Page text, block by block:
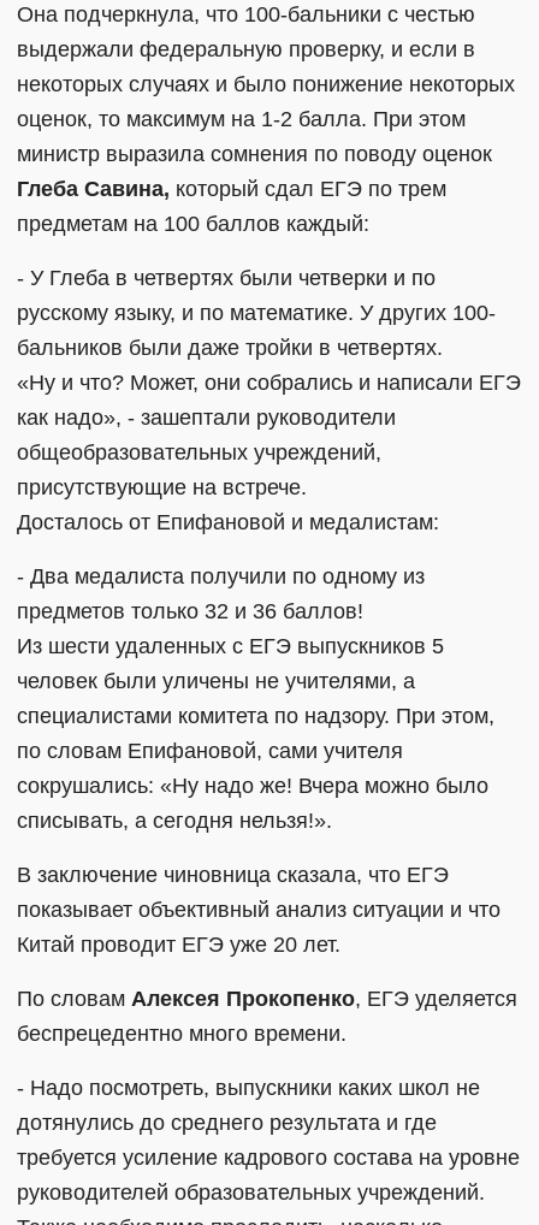
Она подчеркнула, что 100-бальники с честью
выдержали федеральную проверку, и если в
некоторых случаях и было понижение некоторых
оценок, то максимум на 1-2 балла. При этом
министр выразила сомнения по поводу оценок
Глеба Савина, который сдал ЕГЭ по трем
предметам на 100 баллов каждый:
- У Глеба в четвертях были четверки и по
русскому языку, и по математике. У других 100-
бальников были даже тройки в четвертях.
«Ну и что? Может, они собрались и написали ЕГЭ
как надо», - зашептали руководители
общеобразовательных учреждений,
присутствующие на встрече.
Досталось от Епифановой и медалистам:
- Два медалиста получили по одному из
предметов только 32 и 36 баллов!
Из шести удаленных с ЕГЭ выпускников 5
человек были уличены не учителями, а
специалистами комитета по надзору. При этом,
по словам Епифановой, сами учителя
сокрушались: «Ну надо же! Вчера можно было
списывать, а сегодня нельзя!».
В заключение чиновница сказала, что ЕГЭ
показывает объективный анализ ситуации и что
Китай проводит ЕГЭ уже 20 лет.
По словам Алексея Прокопенко, ЕГЭ уделяется
беспрецедентно много времени.
- Надо посмотреть, выпускники каких школ не
дотянулись до среднего результата и где
требуется усиление кадрового состава на уровне
руководителей образовательных учреждений.